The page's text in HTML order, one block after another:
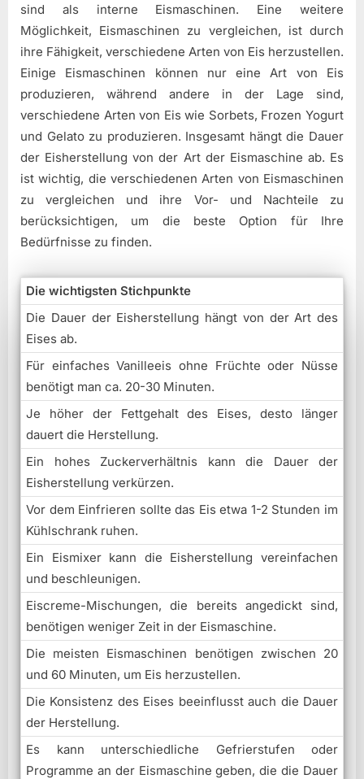
sind als interne Eismaschinen. Eine weitere
Möglichkeit, Eismaschinen zu vergleichen, ist durch
ihre Fähigkeit, verschiedene Arten von Eis herzustellen.
Einige Eismaschinen können nur eine Art von Eis
produzieren, während andere in der Lage sind,
verschiedene Arten von Eis wie Sorbets, Frozen Yogurt
und Gelato zu produzieren. Insgesamt hängt die Dauer
der Eisherstellung von der Art der Eismaschine ab. Es
ist wichtig, die verschiedenen Arten von Eismaschinen
zu vergleichen und ihre Vor- und Nachteile zu
berücksichtigen, um die beste Option für Ihre
Bedürfnisse zu finden.
Die wichtigsten Stichpunkte
Die Dauer der Eisherstellung hängt von der Art des
Eises ab.
Für einfaches Vanilleeis ohne Früchte oder Nüsse
benötigt man ca. 20-30 Minuten.
Je höher der Fettgehalt des Eises, desto länger
dauert die Herstellung.
Ein hohes Zuckerverhältnis kann die Dauer der
Eisherstellung verkürzen.
Vor dem Einfrieren sollte das Eis etwa 1-2 Stunden im
Kühlschrank ruhen.
Ein Eismixer kann die Eisherstellung vereinfachen
und beschleunigen.
Eiscreme-Mischungen, die bereits angedickt sind,
benötigen weniger Zeit in der Eismaschine.
Die meisten Eismaschinen benötigen zwischen 20
und 60 Minuten, um Eis herzustellen.
Die Konsistenz des Eises beeinflusst auch die Dauer
der Herstellung.
Es kann unterschiedliche Gefrierstufen oder
Programme an der Eismaschine geben, die die Dauer